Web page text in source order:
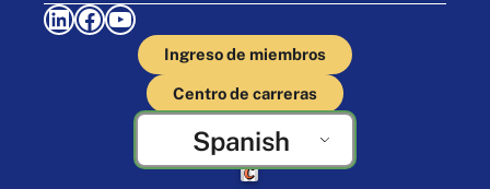
LinkedIn Facebook YouTube
Ingreso de miembros
Centro de carreras
Spanish
Elaborado por Cornershop Creative